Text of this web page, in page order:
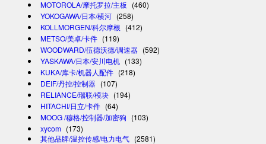
MOTOROLA/摩托罗拉/主板 (460)
YOKOGAWA/日本/横河 (258)
KOLLMORGEN/科尔摩根 (412)
METSO/美卓/卡件 (119)
WOODWARD/伍德沃德/调速器 (592)
YASKAWA/日本/安川电机 (133)
KUKA/库卡/机器人配件 (218)
DEIF/丹控/控制器 (107)
RELIANCE/瑞联/模块 (194)
HITACHI/日立/卡件 (64)
MOOG /穆格/控制器/加密狗 (103)
xycom (173)
其他品牌/温控传感/电力电气 (2581)